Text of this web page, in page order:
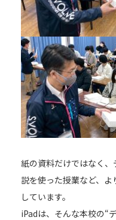
紙の資料だけではなく
説を使った授業など、
しています。
iPadは、そんな本校の“